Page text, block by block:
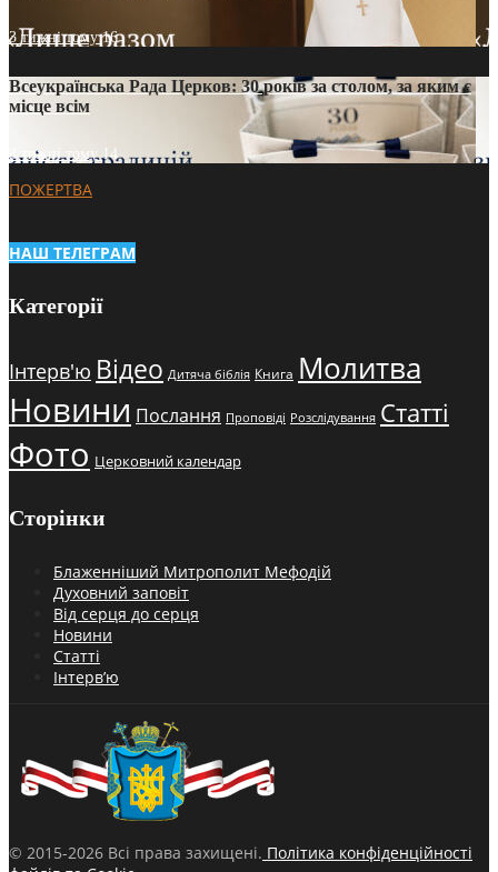
3 тижні тому16
Всеукраїнська Рада Церков: 30 років за столом, за яким є
місце всім
3 тижні тому14
ПОЖЕРТВА
НАШ ТЕЛЕГРАМ
Категорії
Інтерв'ю Відео Дитяча біблія Книга Молитва
Новини Послання Проповіді Розслідування Статті
Фото Церковний календар
Сторінки
Блаженніший Митрополит Мефодій
Духовний заповіт
Від серця до серця
Новини
Статті
Інтерв’ю
© 2015-2026 Всі права захищені. Політика конфіденційності